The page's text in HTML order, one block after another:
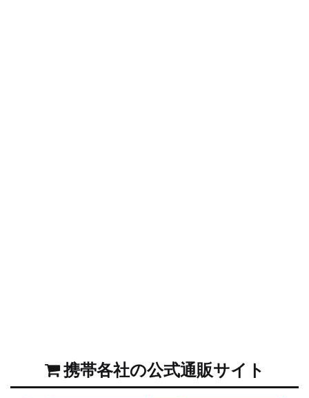
携帯各社の公式通販サイト